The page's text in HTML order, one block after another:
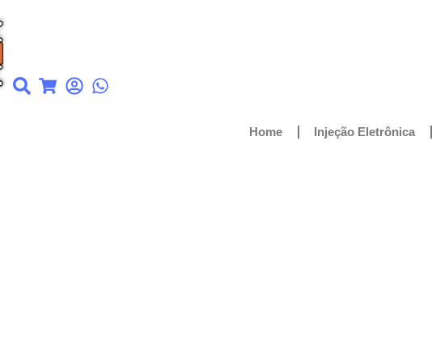
Home Injeção Eletrônica